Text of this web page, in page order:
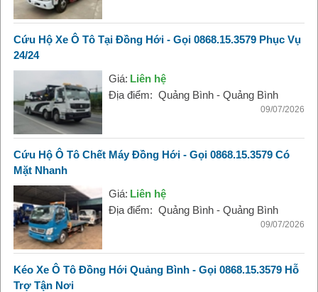
Cứu Hộ Xe Ô Tô Tại Đồng Hới - Gọi 0868.15.3579 Phục Vụ
24/24
Giá: Liên hệ
Địa điểm: Quảng Bình - Quảng Bình
09/07/2026
Cứu Hộ Ô Tô Chết Máy Đồng Hới - Gọi 0868.15.3579 Có
Mặt Nhanh
Giá: Liên hệ
Địa điểm: Quảng Bình - Quảng Bình
09/07/2026
Kéo Xe Ô Tô Đồng Hới Quảng Bình - Gọi 0868.15.3579 Hỗ
Trợ Tận Nơi